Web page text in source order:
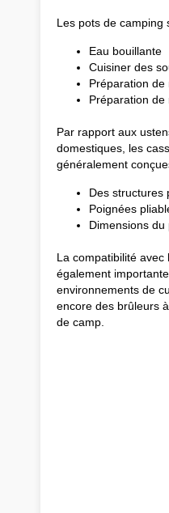
Les pots de camping
Eau bouillante
Cuisiner des
Préparation
Préparation
Par rapport aux
domestiques, les
généralement
Des structures
Poignées
Dimensions du
La compatibilité
également
environnements de
encore des brûleurs
de camp.